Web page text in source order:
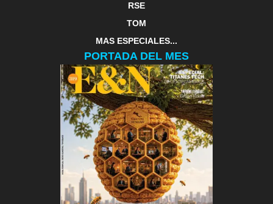
RSE
TOM
MAS ESPECIALES...
PORTADA DEL MES